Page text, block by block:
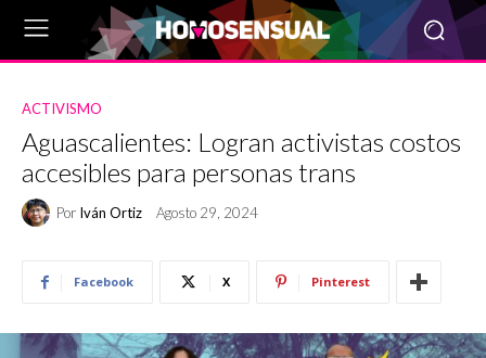
ACTIVISMO
Aguascalientes: Logran activistas costos
accesibles para personas trans
Por Iván Ortiz Agosto 29, 2024
Facebook X Pinterest